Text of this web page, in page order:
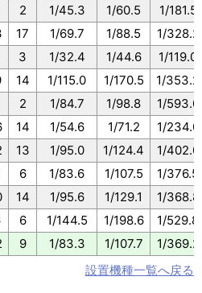
2 1/45.3 1/60.5
1/181.5
17 1/69.7 1/88.5
1/328.2
3 1/32.4 1/44.6
1/119.0
14 1/115.0 1/170.5
1/353.2
2 1/84.7 1/98.8
1/593.0
14 1/54.6 1/71.2
1/234.0
13 1/95.0 1/124.4
1/402.0
6 1/83.6 1/107.5
1/376.5
14 1/95.6 1/129.1
1/368.8
6 1/144.5 1/198.6
1/529.8
9 1/83.3 1/107.7
1/369.2
設置機種一覧へ戻る